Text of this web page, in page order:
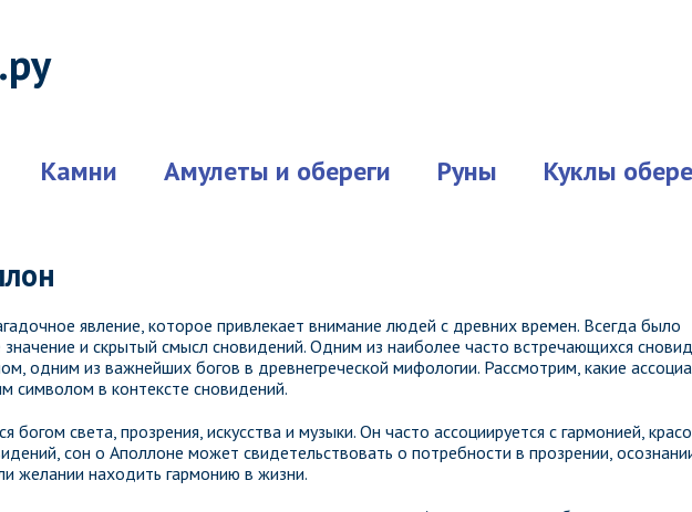
Камни Амулеты и обереги Руны Куклы
явление, которое привлекает внимание людей с древних времен. Всегда было
и скрытый смысл сновидений. Одним из наиболее часто встречающихся
одним из важнейших богов в древнегреческой мифологии. Рассмотрим, какие
символом в контексте сновидений.
богом света, прозрения, искусства и музыки. Он часто ассоциируется с гармонией,
сон о Аполлоне может свидетельствовать о потребности в прозрении,
желании находить гармонию в жизни.